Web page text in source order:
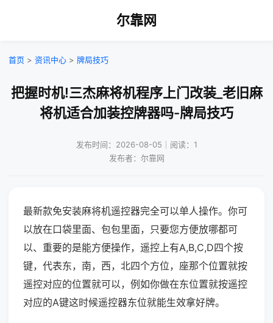
尔靠网
首页 > 资讯中心 > 牌局技巧
把握时机!三杰麻将机程序上门改装_老旧麻
将机适合加装控牌器吗-牌局技巧
发布时间：2026-08-05｜阅读：1
发布者：尔靠网
最新款免安装麻将机遥控器完全可以单人操作。你可
以放在口袋里面、包包里面，只要您方便放哪都可
以、重要的是能方便操作，遥控上有A,B,C,D四个按
键，代表东，南，西，北四个方位，座那个位置就按
遥控对应的位置就可以，例如你做在东位置就按遥控
对应的A键这时候遥控器东位就能生效拿好牌。